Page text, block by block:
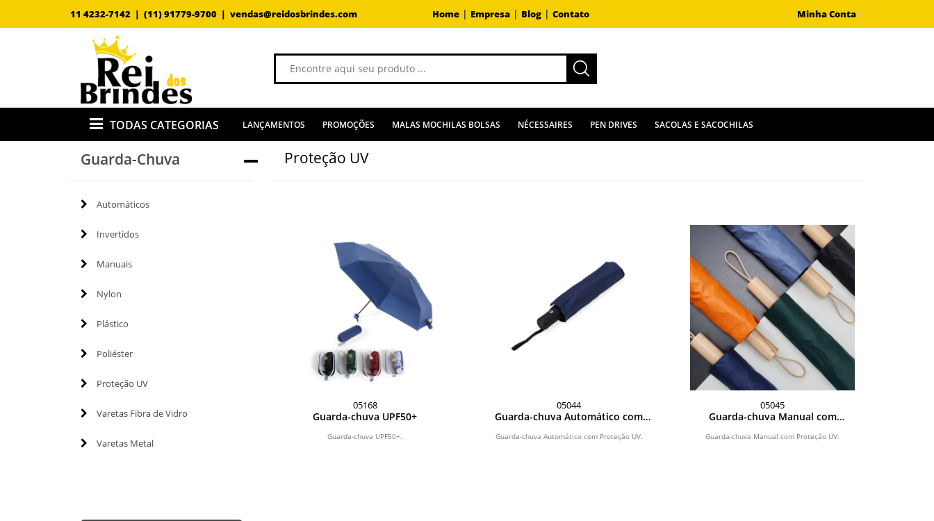
11 4232-7142 | (11) 91779-9700 | vendas@reidosbrindes.com Home| Empresa| Blog| Contato Minha Conta
TODAS CATEGORIAS LANÇAMENTOS PROMOÇÕES MALAS MOCHILAS BOLSAS NÉCESSAIRES PEN DRIVES SACOLAS E SACOCHILAS
Guarda-Chuva
Automáticos
Invertidos
Manuais
Nylon
Plástico
Poliéster
Proteção UV
Varetas Fibra de Vidro
Varetas Metal
Proteção UV
05168
Guarda-chuva UPF50+
Guarda-chuva UPF50+.
05044
Guarda-chuva Automático com
Guarda-chuva Automático com Proteção UV.
05045
Guarda-chuva Manual com
Guarda-chuva Manual com Proteção UV.